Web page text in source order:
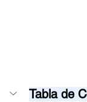
Tabla de